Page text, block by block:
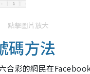
點擊圖片放大
碼方法
合彩的網民在